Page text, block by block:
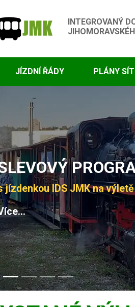
INTEGROVANÝ
JÍZDNÍ ŘÁDY PLÁNY
jízdenkou IDS JMK na